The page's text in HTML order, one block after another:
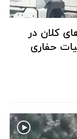
کلان در
حفاری